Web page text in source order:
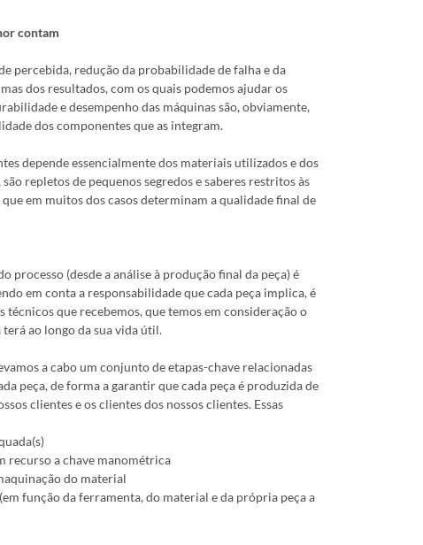
contam
percebida, redução da probabilidade de falha e da
dos resultados, com os quais podemos ajudar os
e desempenho das máquinas são, obviamente,
dos componentes que as integram.
depende essencialmente dos materiais utilizados e dos
repletos de pequenos segredos e saberes restritos às
em muitos dos casos determinam a qualidade final de
processo (desde a análise à produção final da peça) é
em conta a responsabilidade que cada peça implica, é
técnicos que recebemos, que temos em consideração o
ao longo da sua vida útil.
a cabo um conjunto de etapas-chave relacionadas
peça, de forma a garantir que cada peça é produzida de
clientes e os clientes dos nossos clientes. Essas
recurso a chave manométrica
do material
função da ferramenta, do material e da própria peça a